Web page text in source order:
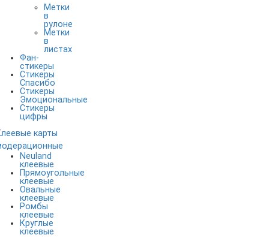
Метки
в
рулоне
Метки
в
листах
Фан-
стикеры
Стикеры
Спасибо
Стикеры
Эмоциональные
Стикеры
цифры
карты
Neuland
клеевые
Прямоугольные
клеевые
Овальные
клеевые
Ромбы
клеевые
Круглые
клеевые